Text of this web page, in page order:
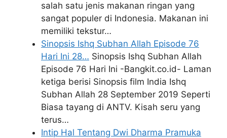
salah satu jenis makanan ringan yang
sangat populer di Indonesia. Makanan ini
memiliki tekstur…
Sinopsis Ishq Subhan Allah Episode 76
Hari Ini 28… Sinopsis Ishq Subhan Allah
Episode 76 Hari Ini -Bangkit.co.id- Laman
ketiga berisi Sinopsis film India Ishq
Subhan Allah 28 September 2019 Seperti
Biasa tayang di ANTV. Kisah seru yang
terus…
Intip Hal Tentang Dwi Dharma Pramuka